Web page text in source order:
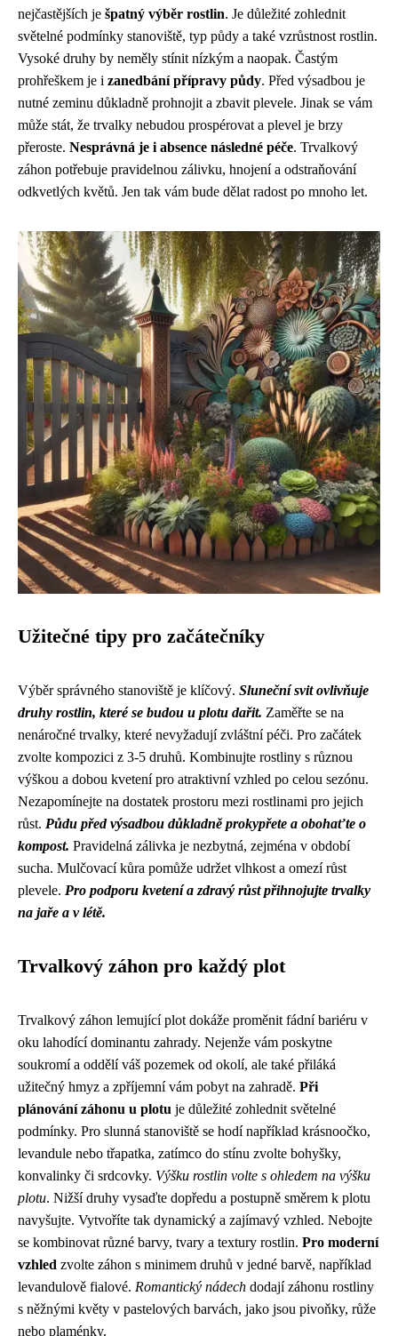
nejčastějších je špatný výběr rostlin. Je důležité zohlednit
světelné podmínky stanoviště, typ půdy a také vzrůstnost rostlin.
Vysoké druhy by neměly stínit nízkým a naopak. Častým
prohřeškem je i zanedbání přípravy půdy. Před výsadbou je
nutné zeminu důkladně prohnojit a zbavit plevele. Jinak se vám
může stát, že trvalky nebudou prospérovat a plevel je brzy
přeroste. Nesprávná je i absence následné péče. Trvalkový
záhon potřebuje pravidelnou zálivku, hnojení a odstraňování
odkvetlých květů. Jen tak vám bude dělat radost po mnoho let.
Užitečné tipy pro začátečníky
Výběr správného stanoviště je klíčový. Sluneční svit ovlivňuje
druhy rostlin, které se budou u plotu dařit. Zaměřte se na
nenáročné trvalky, které nevyžadují zvláštní péči. Pro začátek
zvolte kompozici z 3-5 druhů. Kombinujte rostliny s různou
výškou a dobou kvetení pro atraktivní vzhled po celou sezónu.
Nezapomínejte na dostatek prostoru mezi rostlinami pro jejich
růst. Půdu před výsadbou důkladně prokypřete a obohaťte o
kompost. Pravidelná zálivka je nezbytná, zejména v období
sucha. Mulčovací kůra pomůže udržet vlhkost a omezí růst
plevele. Pro podporu kvetení a zdravý růst přihnojujte trvalky
na jaře a v létě.
Trvalkový záhon pro každý plot
Trvalkový záhon lemující plot dokáže proměnit fádní bariéru v
oku lahodící dominantu zahrady. Nejenže vám poskytne
soukromí a oddělí váš pozemek od okolí, ale také přiláká
užitečný hmyz a zpříjemní vám pobyt na zahradě. Při
plánování záhonu u plotu je důležité zohlednit světelné
podmínky. Pro slunná stanoviště se hodí například krásnoočko,
levandule nebo třapatka, zatímco do stínu zvolte bohyšky,
konvalinky či srdcovky. Výšku rostlin volte s ohledem na výšku
plotu. Nižší druhy vysaďte dopředu a postupně směrem k plotu
navyšujte. Vytvoříte tak dynamický a zajímavý vzhled. Nebojte
se kombinovat různé barvy, tvary a textury rostlin. Pro moderní
vzhled zvolte záhon s minimem druhů v jedné barvě, například
levandulově fialové. Romantický nádech dodají záhonu rostliny
s něžnými květy v pastelových barvách, jako jsou pivoňky, růže
nebo plaménky.